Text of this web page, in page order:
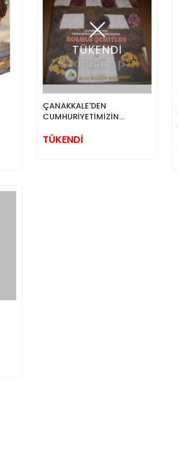
TÜKENDİ
ÇANAKKALE'DEN
CUMHURİYETİMİZİN
ŞEHİTLER
TÜKENDİ